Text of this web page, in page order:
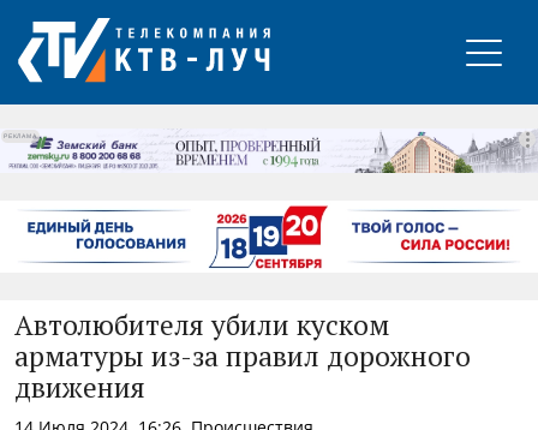
РЕКЛАМА
Автолюбителя убили куском
арматуры из-за правил дорожного
движения